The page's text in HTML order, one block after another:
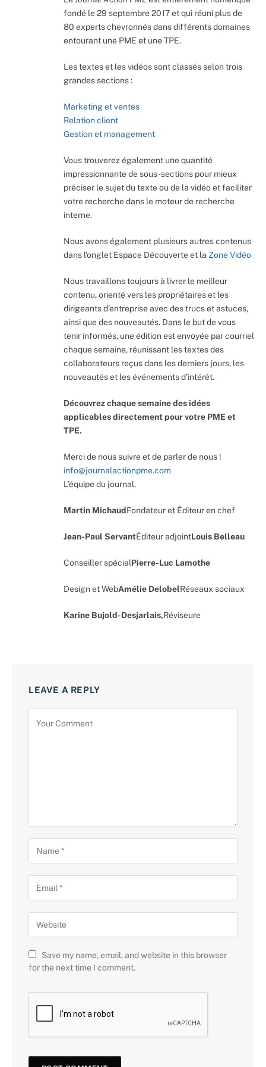
fondé le 29 septembre 2017 et qui réuni plus de
80 experts chevronnés dans différents domaines
entourant une PME et une TPE.
Les textes et les vidéos sont classés selon trois
grandes sections :
Marketing et ventes
Relation client
Gestion et management
Vous trouverez également une quantité
impressionnante de sous-sections pour mieux
préciser le sujet du texte ou de la vidéo et faciliter
votre recherche dans le moteur de recherche
interne.
Nous avons également plusieurs autres contenus
dans l’onglet Espace Découverte et la Zone Vidéo
Nous travaillons toujours à livrer le meilleur
contenu, orienté vers les propriétaires et les
dirigeants d’entreprise avec des trucs et astuces,
ainsi que des nouveautés. Dans le but de vous
tenir informés, une édition est envoyée par courriel
chaque semaine, réunissant les textes des
collaborateurs reçus dans les derniers jours, les
nouveautés et les événements d’intérêt.
Découvrez chaque semaine des idées
applicables directement pour votre PME et
TPE.
Merci de nous suivre et de parler de nous !
info@journalactionpme.com
L’équipe du journal.
Martin MichaudFondateur et Éditeur en chef
Jean-Paul ServantÉditeur adjointLouis Belleau
Conseiller spécialPierre-Luc Lamothe
Design et WebAmélie DelobelRéseaux sociaux
Karine Bujold-Desjarlais,Réviseure
LEAVE A REPLY
Save my name, email, and website in this browser
for the next time I comment.